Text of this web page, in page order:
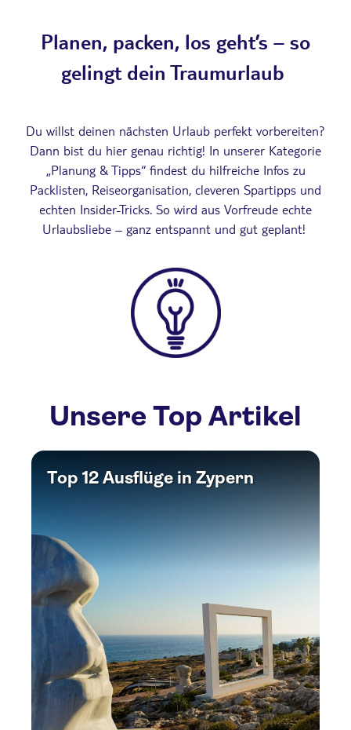
Planen, packen, los geht’s – so
gelingt dein Traumurlaub
Du willst deinen nächsten Urlaub perfekt vorbereiten?
Dann bist du hier genau richtig! In unserer Kategorie
„Planung & Tipps“ findest du hilfreiche Infos zu
Packlisten, Reiseorganisation, cleveren Spartipps und
echten Insider-Tricks. So wird aus Vorfreude echte
Urlaubsliebe – ganz entspannt und gut geplant!
Unsere Top Artikel
Top 12 Ausflüge in Zypern